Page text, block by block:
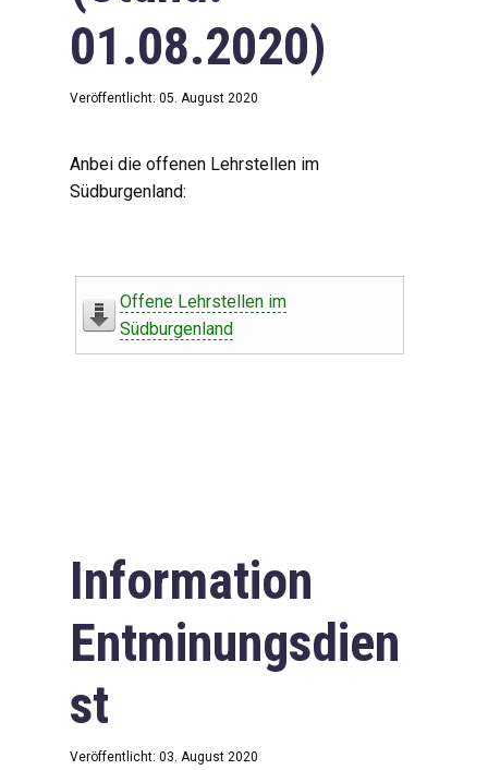
01.08.2020)
Veröffentlicht: 05. August 2020
Anbei die offenen Lehrstellen im
Südburgenland:
Offene Lehrstellen im
Südburgenland
Information
Entminungsdien
st
Veröffentlicht: 03. August 2020